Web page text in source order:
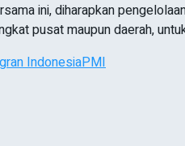
ini, diharapkan
pusat maupun daerah,
IndonesiaPMI